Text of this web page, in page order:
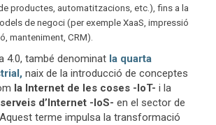
productes, automatitzacions, etc.), fins a la
de negoci (per exemple XaaS, impressió
manteniment, CRM).
4.0, també denominat la quarta
naix de la introducció de conceptes
la Internet de les coses -IoT- i la
d’Internet -IoS- en el sector de
terme impulsa la transformació